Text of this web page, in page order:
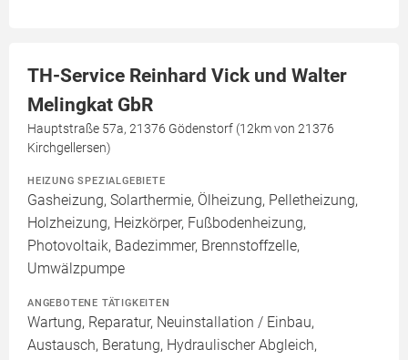
TH-Service Reinhard Vick und Walter
Melingkat GbR
Hauptstraße 57a, 21376 Gödenstorf (12km von 21376
Kirchgellersen)
HEIZUNG SPEZIALGEBIETE
Gasheizung, Solarthermie, Ölheizung, Pelletheizung,
Holzheizung, Heizkörper, Fußbodenheizung,
Photovoltaik, Badezimmer, Brennstoffzelle,
Umwälzpumpe
ANGEBOTENE TÄTIGKEITEN
Wartung, Reparatur, Neuinstallation / Einbau,
Austausch, Beratung, Hydraulischer Abgleich,